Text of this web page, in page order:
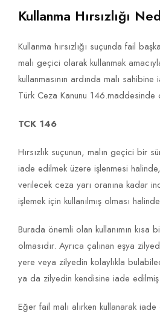
Kullanma Hırsızlığı
Kullanma hırsızlığı suçunda fail
malı geçici olarak kullanmak
kullanmasının ardında malı
Türk Ceza Kanunu 146.maddesinde
TCK 146
Hırsızlık suçunun, malın geçici bir
iade edilmek üzere işlenmesi
verilecek ceza yarı oranına kadar
işlemek için kullanılmış olması
Burada önemli olan kullanımın kısa
olmasıdır. Ayrıca çalınan eşya
yere veya zilyedin kolaylıkla
ya da zilyedin kendisine iade edilmiş
Eğer fail malı alırken kullanarak